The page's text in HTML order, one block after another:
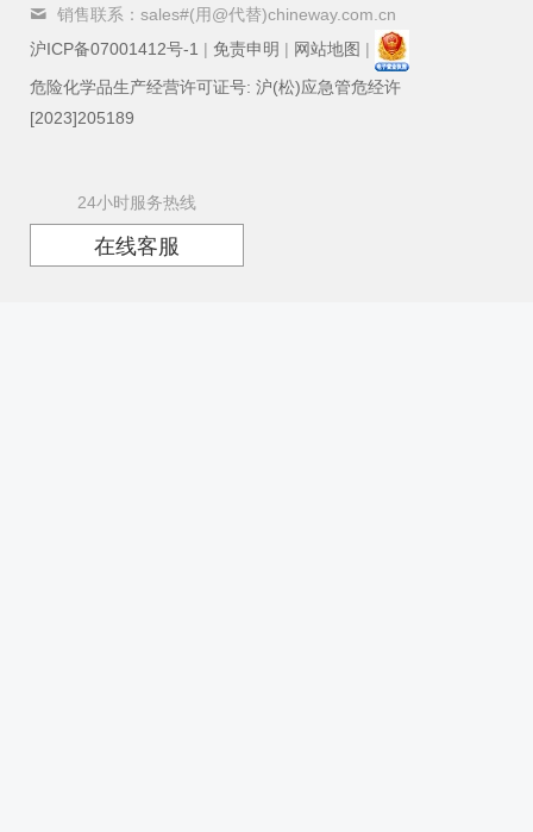
销售联系：sales#(用@代替)chineway.com.cn
沪ICP备07001412号-1 | 免责申明 | 网站地图 |
危险化学品生产经营许可证号: 沪(松)应急管危经许
[2023]205189
24小时服务热线
在线客服